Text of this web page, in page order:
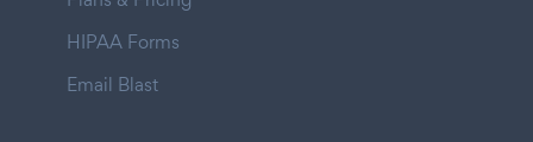
HIPAA Forms
Email Blast